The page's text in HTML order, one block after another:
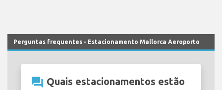
Perguntas frequentes - Estacionamento Mallorca Aeroporto
question_answer Quais estacionamentos estão